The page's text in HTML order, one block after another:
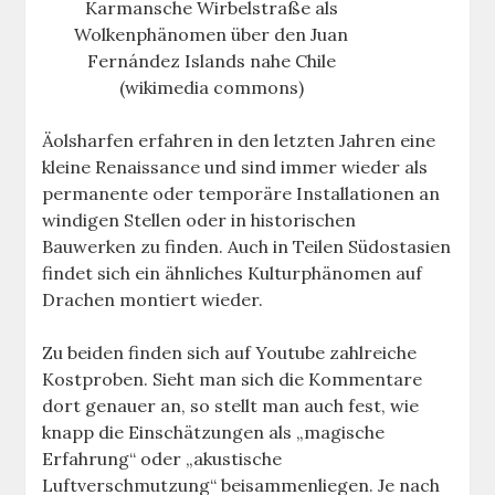
Karmansche Wirbelstraße als
Wolkenphänomen über den Juan
Fernández Islands nahe Chile
(wikimedia commons)
Äolsharfen erfahren in den letzten Jahren eine
kleine Renaissance und sind immer wieder als
permanente oder temporäre Installationen an
windigen Stellen oder in historischen
Bauwerken zu finden. Auch in Teilen Südostasien
findet sich ein ähnliches Kulturphänomen auf
Drachen montiert wieder.
Zu beiden finden sich auf Youtube zahlreiche
Kostproben. Sieht man sich die Kommentare
dort genauer an, so stellt man auch fest, wie
knapp die Einschätzungen als „magische
Erfahrung“ oder „akustische
Luftverschmutzung“ beisammenliegen. Je nach